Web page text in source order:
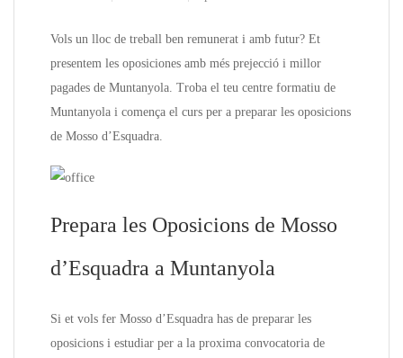
Vols un lloc de treball ben remunerat i amb futur? Et
presentem les oposiciones amb més prejecció i millor
pagades de Muntanyola. Troba el teu centre formatiu de
Muntanyola i comença el curs per a preparar les oposicions
de Mosso d’Esquadra.
Prepara les Oposicions de Mosso
d’Esquadra a Muntanyola
Si et vols fer Mosso d’Esquadra has de preparar les
oposicions i estudiar per a la proxima convocatoria de